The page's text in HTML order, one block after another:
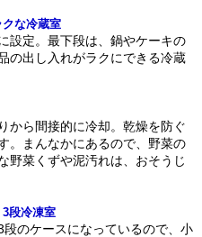
な冷蔵室
設定。最下段は、鍋やケーキの
の出し入れがラクにできる冷蔵
から間接的に冷却。乾燥を防ぐ
。まんなかにあるので、野菜の
野菜くずや泥汚れは、おそうじ
段冷凍室
のケースになっているので、小